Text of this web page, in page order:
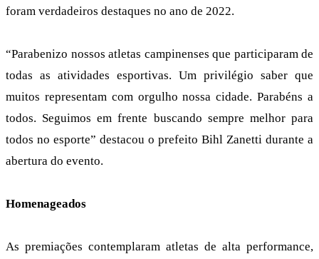
foram verdadeiros destaques no ano de 2022.
“Parabenizo nossos atletas campinenses que participaram de
todas as atividades esportivas. Um privilégio saber que
muitos representam com orgulho nossa cidade. Parabéns a
todos. Seguimos em frente buscando sempre melhor para
todos no esporte” destacou o prefeito Bihl Zanetti durante a
abertura do evento.
Homenageados
As premiações contemplaram atletas de alta performance,